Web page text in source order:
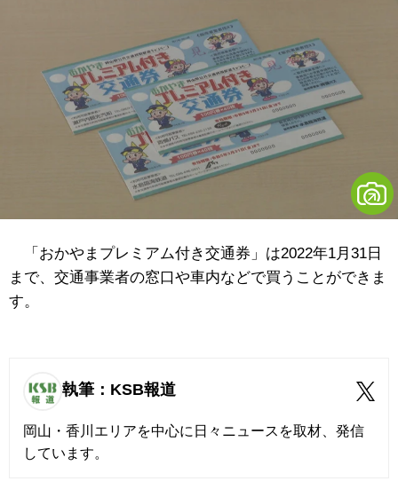
「おかやまプレミアム付き交通券」は2022年1月31日
まで、交通事業者の窓口や車内などで買うことができま
す。
執筆：KSB報道
岡山・香川エリアを中心に日々ニュースを取材、発信
しています。